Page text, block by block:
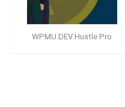
WPMU DEV Hustle Pro